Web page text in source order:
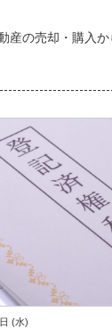
産の売却・購入
(水)